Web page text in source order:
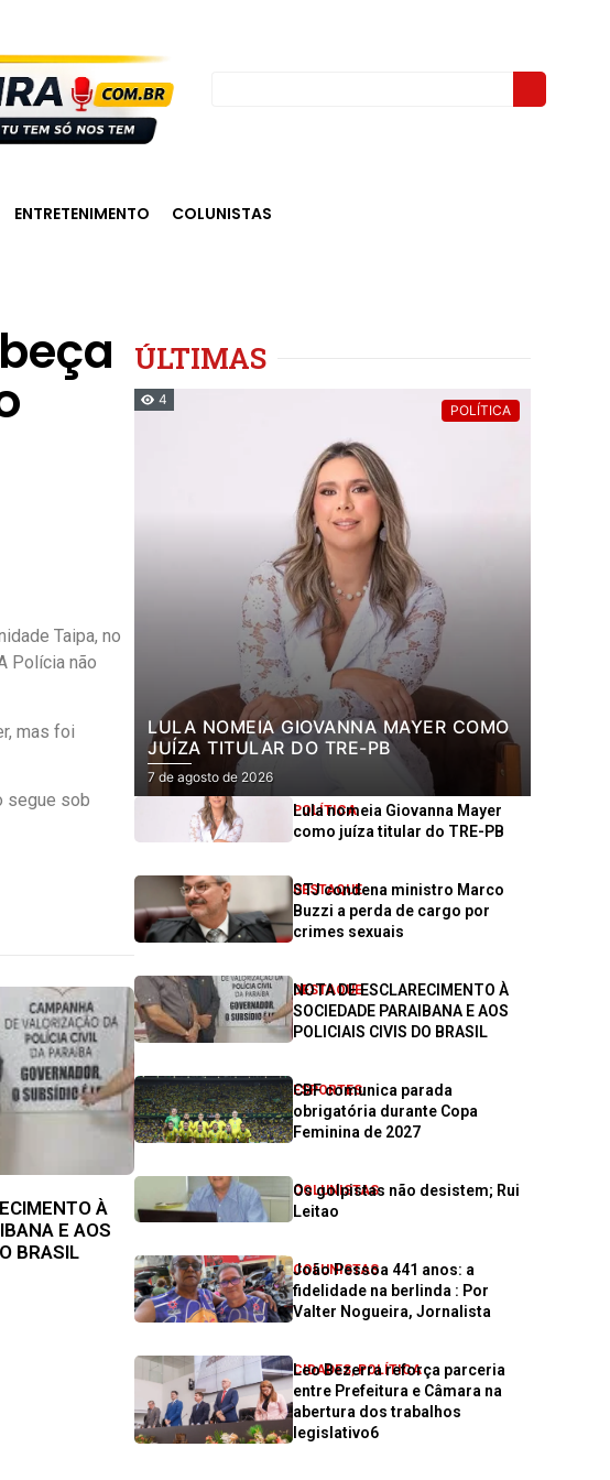
ENTRETENIMENTO COLUNISTAS
Taipa, no
Polícia não
mas foi
segue sob
À
E AOS
BRASIL
ÚLTIMAS
4
POLÍTICA
LULA NOMEIA GIOVANNA MAYER COMO
JUÍZA TITULAR DO TRE-PB
7 de agosto de 2026
POLÍTICA
Lula nomeia Giovanna Mayer
como juíza titular do TRE-PB
DESTAQUE
STJ condena ministro Marco
Buzzi a perda de cargo por
crimes sexuais
DESTAQUE
NOTA DE ESCLARECIMENTO À
SOCIEDADE PARAIBANA E AOS
POLICIAIS CIVIS DO BRASIL
ESPORTES
CBF comunica parada
obrigatória durante Copa
Feminina de 2027
COLUNISTAS
Os golpistas não desistem; Rui
Leitao
COLUNISTAS
João Pessoa 441 anos: a
fidelidade na berlinda : Por
Valter Nogueira, Jornalista
CIDADES,POLÍTICA
Leo Bezerra reforça parceria
entre Prefeitura e Câmara na
abertura dos trabalhos
legislativo6